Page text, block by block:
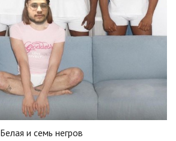
Белая и семь негров